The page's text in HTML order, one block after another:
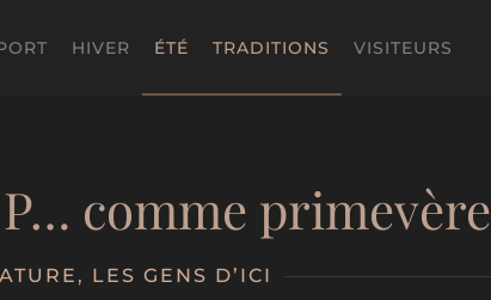
HIVER ÉTÉ TRADITIONS VISITEURS
comme primevère
, LES GENS D’ICI